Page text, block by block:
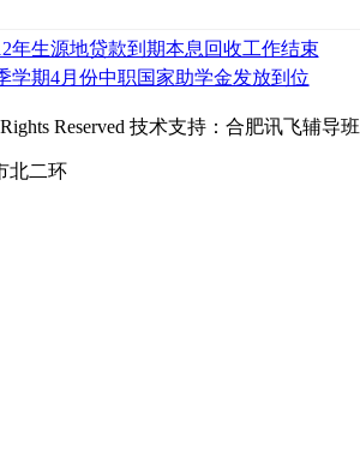
年生源地贷款到期本息回收工作结束
学期4月份中职国家助学金发放到位
Reserved 技术支持： 合肥讯飞辅导班
北二环